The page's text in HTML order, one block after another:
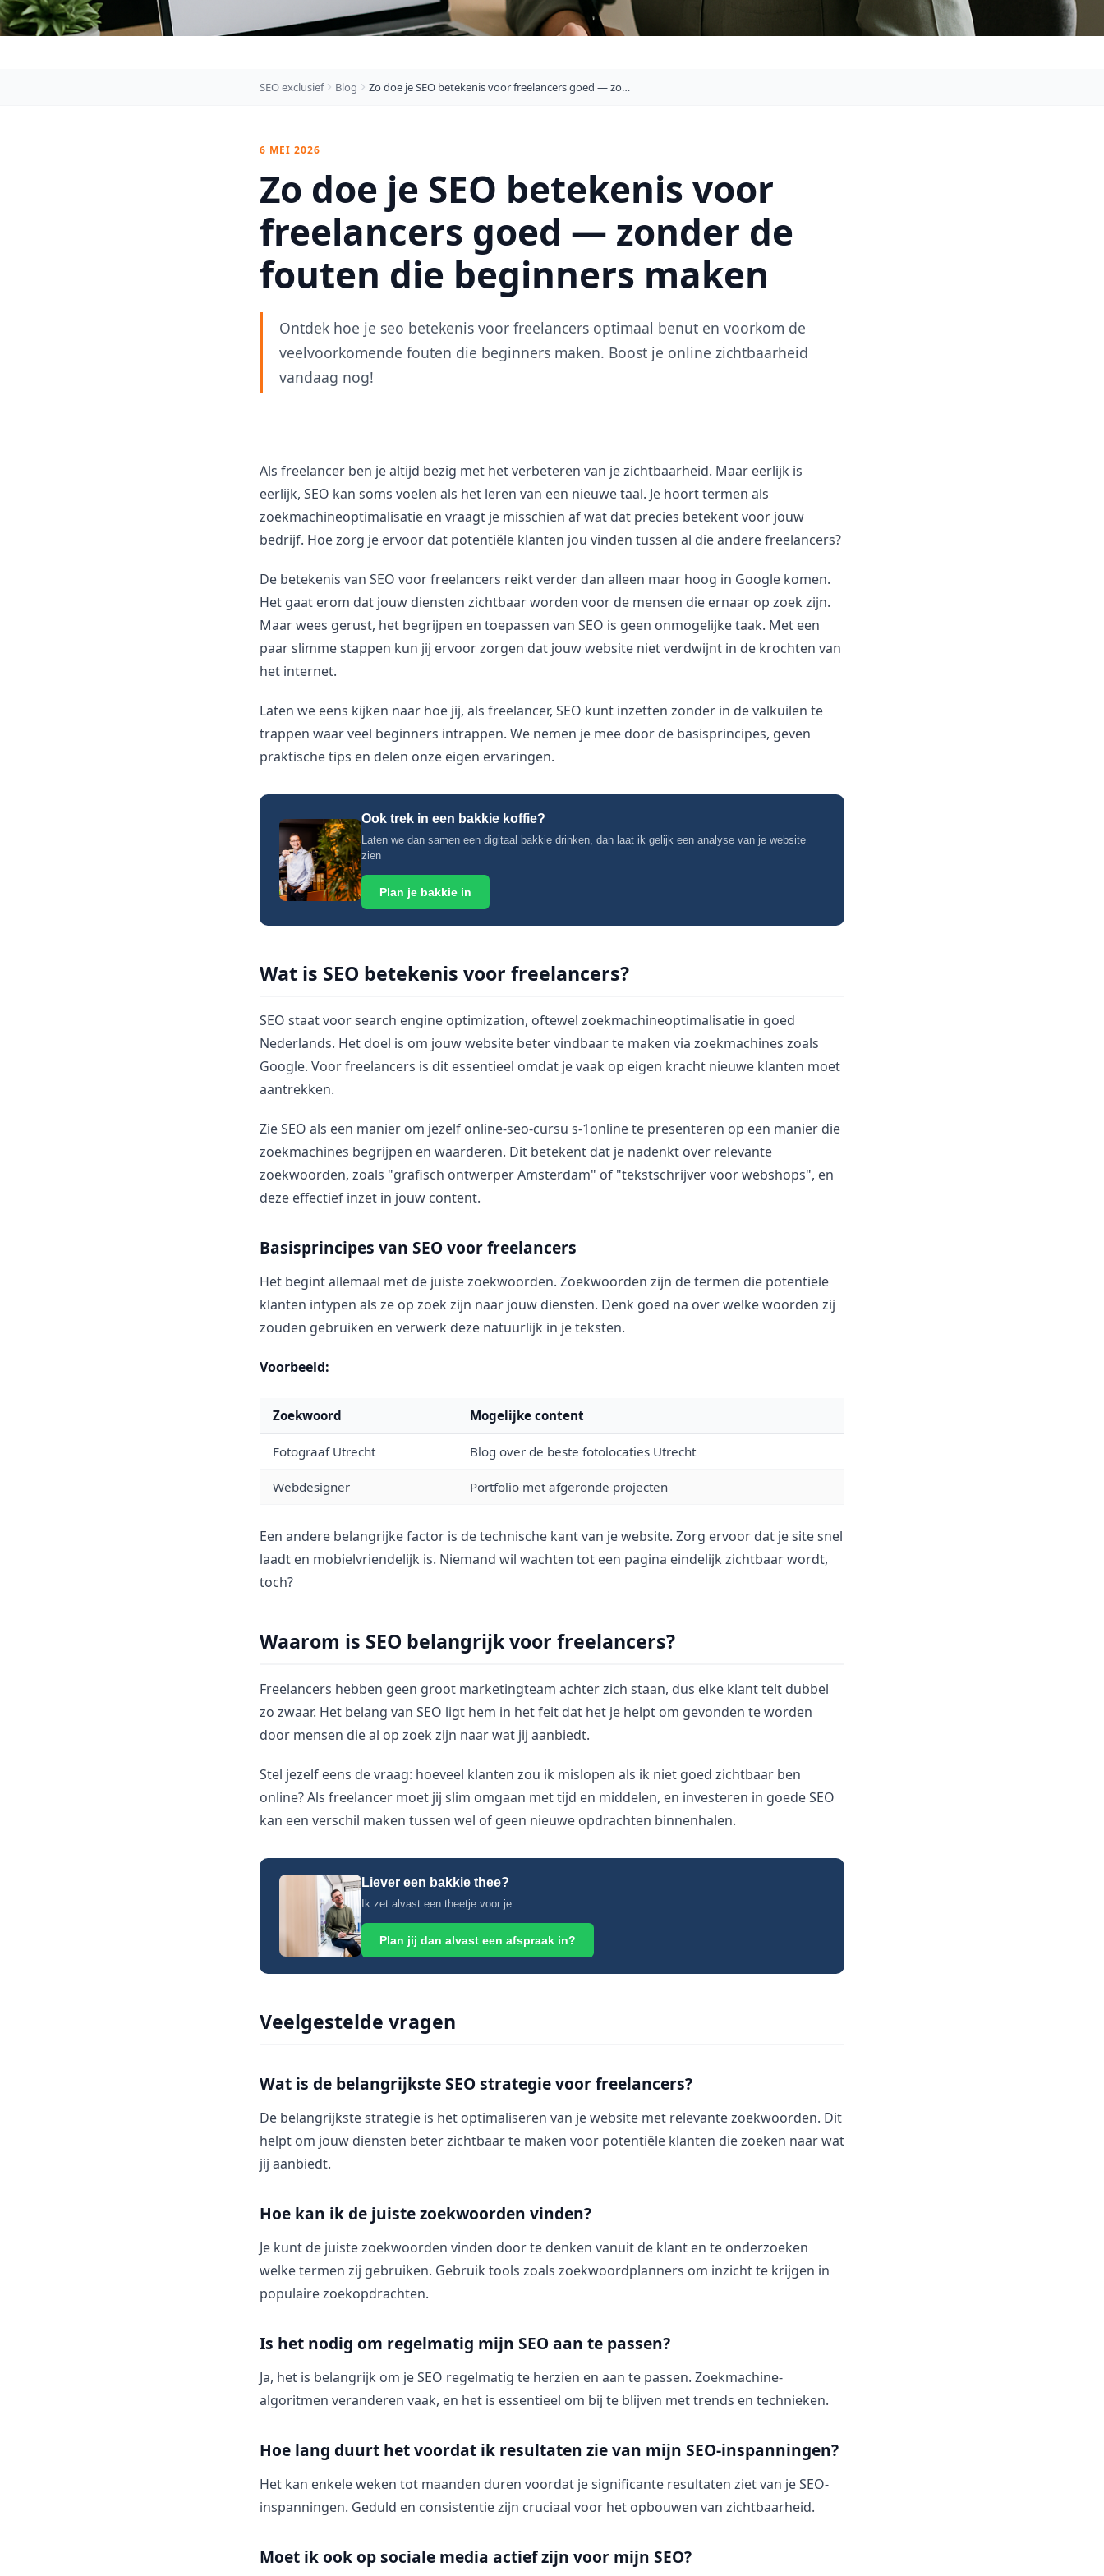
SEO exclusief Blog Zo doe je SEO betekenis voor freelancers goed — zonder de fouten die beginners maken
6 MEI 2026
Zo doe je SEO betekenis voor
freelancers goed — zonder de
fouten die beginners maken
Ontdek hoe je seo betekenis voor freelancers optimaal benut en voorkom de
veelvoorkomende fouten die beginners maken. Boost je online zichtbaarheid
vandaag nog!
Als freelancer ben je altijd bezig met het verbeteren van je zichtbaarheid. Maar eerlijk is
eerlijk, SEO kan soms voelen als het leren van een nieuwe taal. Je hoort termen als
zoekmachineoptimalisatie en vraagt je misschien af wat dat precies betekent voor jouw
bedrijf. Hoe zorg je ervoor dat potentiële klanten jou vinden tussen al die andere freelancers?
De betekenis van SEO voor freelancers reikt verder dan alleen maar hoog in Google komen.
Het gaat erom dat jouw diensten zichtbaar worden voor de mensen die ernaar op zoek zijn.
Maar wees gerust, het begrijpen en toepassen van SEO is geen onmogelijke taak. Met een
paar slimme stappen kun jij ervoor zorgen dat jouw website niet verdwijnt in de krochten van
het internet.
Laten we eens kijken naar hoe jij, als freelancer, SEO kunt inzetten zonder in de valkuilen te
trappen waar veel beginners intrappen. We nemen je mee door de basisprincipes, geven
praktische tips en delen onze eigen ervaringen.
Ook trek in een bakkie koffie?
Laten we dan samen een digitaal bakkie drinken, dan laat ik gelijk een analyse van je website
zien
Plan je bakkie in
Wat is SEO betekenis voor freelancers?
SEO staat voor search engine optimization, oftewel zoekmachineoptimalisatie in goed
Nederlands. Het doel is om jouw website beter vindbaar te maken via zoekmachines zoals
Google. Voor freelancers is dit essentieel omdat je vaak op eigen kracht nieuwe klanten moet
aantrekken.
Zie SEO als een manier om jezelf online-seo-cursu s-1online te presenteren op een manier die
zoekmachines begrijpen en waarderen. Dit betekent dat je nadenkt over relevante
zoekwoorden, zoals "grafisch ontwerper Amsterdam" of "tekstschrijver voor webshops", en
deze effectief inzet in jouw content.
Basisprincipes van SEO voor freelancers
Het begint allemaal met de juiste zoekwoorden. Zoekwoorden zijn de termen die potentiële
klanten intypen als ze op zoek zijn naar jouw diensten. Denk goed na over welke woorden zij
zouden gebruiken en verwerk deze natuurlijk in je teksten.
Voorbeeld:
Zoekwoord Mogelijke content
Fotograaf Utrecht Blog over de beste fotolocaties Utrecht
Webdesigner Portfolio met afgeronde projecten
Een andere belangrijke factor is de technische kant van je website. Zorg ervoor dat je site snel
laadt en mobielvriendelijk is. Niemand wil wachten tot een pagina eindelijk zichtbaar wordt,
toch?
Waarom is SEO belangrijk voor freelancers?
Freelancers hebben geen groot marketingteam achter zich staan, dus elke klant telt dubbel
zo zwaar. Het belang van SEO ligt hem in het feit dat het je helpt om gevonden te worden
door mensen die al op zoek zijn naar wat jij aanbiedt.
Stel jezelf eens de vraag: hoeveel klanten zou ik mislopen als ik niet goed zichtbaar ben
online? Als freelancer moet jij slim omgaan met tijd en middelen, en investeren in goede SEO
kan een verschil maken tussen wel of geen nieuwe opdrachten binnenhalen.
Liever een bakkie thee?
Ik zet alvast een theetje voor je
Plan jij dan alvast een afspraak in?
Veelgestelde vragen
Wat is de belangrijkste SEO strategie voor freelancers?
De belangrijkste strategie is het optimaliseren van je website met relevante zoekwoorden. Dit
helpt om jouw diensten beter zichtbaar te maken voor potentiële klanten die zoeken naar wat
jij aanbiedt.
Hoe kan ik de juiste zoekwoorden vinden?
Je kunt de juiste zoekwoorden vinden door te denken vanuit de klant en te onderzoeken
welke termen zij gebruiken. Gebruik tools zoals zoekwoordplanners om inzicht te krijgen in
populaire zoekopdrachten.
Is het nodig om regelmatig mijn SEO aan te passen?
Ja, het is belangrijk om je SEO regelmatig te herzien en aan te passen. Zoekmachine-
algoritmen veranderen vaak, en het is essentieel om bij te blijven met trends en technieken.
Hoe lang duurt het voordat ik resultaten zie van mijn SEO-inspanningen?
Het kan enkele weken tot maanden duren voordat je significante resultaten ziet van je SEO-
inspanningen. Geduld en consistentie zijn cruciaal voor het opbouwen van zichtbaarheid.
Moet ik ook op sociale media actief zijn voor mijn SEO?